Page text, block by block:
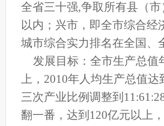
全省三十强,争取所有县（市
以内；兴市，即全市综合经
城市综合实力排名在全国、
发展目标：全市生产总值
上，2010年人均生产总值达
三次产业比例调整到
翻一番，达到120亿元以上